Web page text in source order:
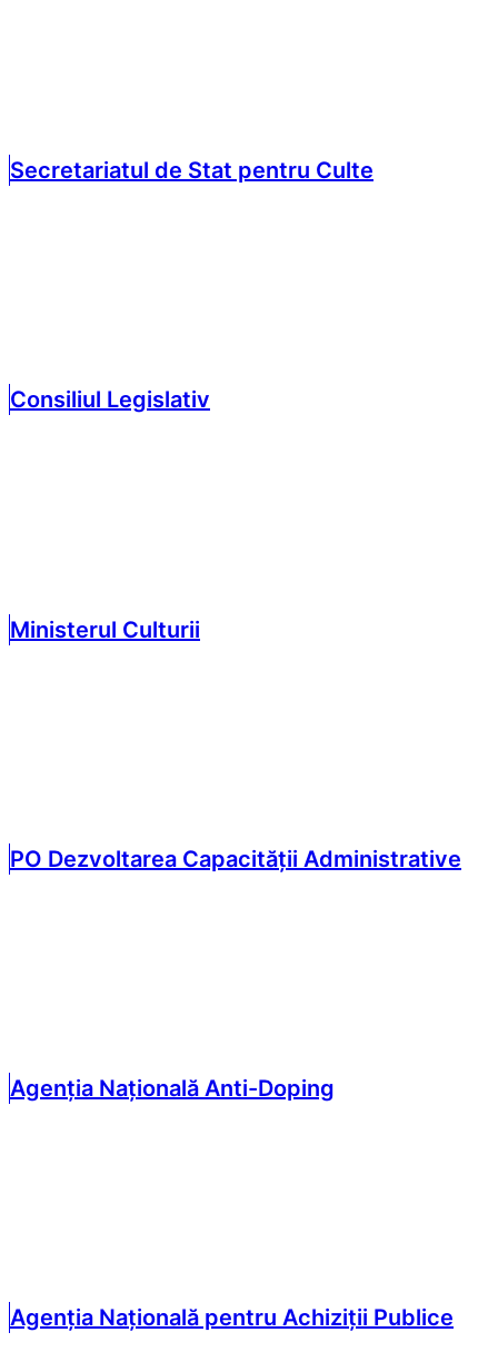
Secretariatul de Stat pentru Culte
Consiliul Legislativ
Ministerul Culturii
PO Dezvoltarea Capacității Administrative
Agenția Națională Anti-Doping
Agenția Națională pentru Achiziții Publice